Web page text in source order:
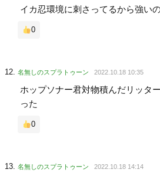
イカ忍環境に刺さってるから強い
0
名無しのスプラトゥーン 2022.10.18 10:35
ホップソナー君対物積んだリッタ
った
0
名無しのスプラトゥーン 2022.10.18 14:14